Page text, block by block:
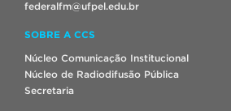
federalfm@ufpel.edu.br
SOBRE A CCS
Núcleo Comunicação Institucional
Núcleo de Radiodifusão Pública
Secretaria